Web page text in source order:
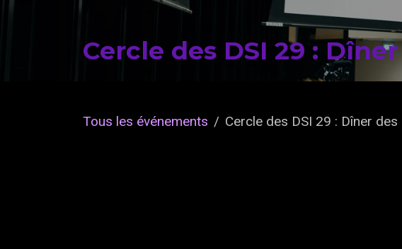
Cercle des DSI 29 :
Tous les événements Cercle des DSI 29 : Dîner